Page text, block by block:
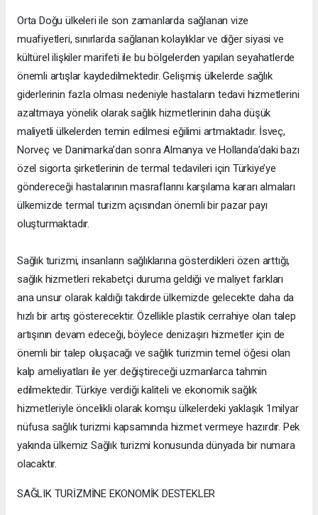
Orta Doğu ülkeleri ile son zamanlarda sağlanan vize
muafiyetleri, sınırlarda sağlanan kolaylıklar ve diğer siyasi ve
kültürel ilişkiler marifeti ile bu bölgelerden yapılan seyahatlerde
önemli artışlar kaydedilmektedir. Gelişmiş ülkelerde sağlık
giderlerinin fazla olması nedeniyle hastaların tedavi hizmetlerini
azaltmaya yönelik olarak sağlık hizmetlerinin daha düşük
maliyetli ülkelerden temin edilmesi eğilimi artmaktadır. İsveç,
Norveç ve Danimarka’dan sonra Almanya ve Hollanda’daki bazı
özel sigorta şirketlerinin de termal tedavileri için Türkiye’ye
göndereceği hastalarının masraflarını karşılama kararı almaları
ülkemizde termal turizm açısından önemli bir pazar payı
oluşturmaktadır.
Sağlık turizmi, insanların sağlıklarına gösterdikleri özen arttığı,
sağlık hizmetleri rekabetçi duruma geldiği ve maliyet farkları
ana unsur olarak kaldığı takdirde ülkemizde gelecekte daha da
hızlı bir artış gösterecektir. Özellikle plastik cerrahiye olan talep
artışının devam edeceği, böylece denizaşırı hizmetler için de
önemli bir talep oluşacağı ve sağlık turizmin temel öğesi olan
kalp ameliyatları ile yer değiştireceği uzmanlarca tahmin
edilmektedir. Türkiye verdiği kaliteli ve ekonomik sağlık
hizmetleriyle öncelikli olarak komşu ülkelerdeki yaklaşık 1milyar
nüfusa sağlık turizmi kapsamında hizmet vermeye hazırdır. Pek
yakında ülkemiz Sağlık turizmi konusunda dünyada bir numara
olacaktır.
SAĞLIK TURİZMİNE EKONOMİK DESTEKLER